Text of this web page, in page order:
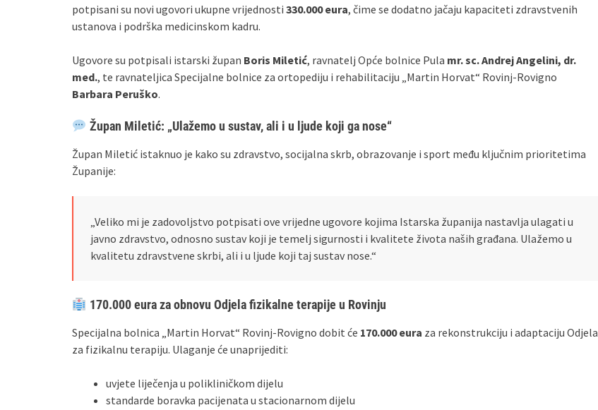
potpisani su novi ugovori ukupne vrijednosti 330.000 eura, čime se dodatno jačaju kapaciteti zdravstvenih
ustanova i podrška medicinskom kadru.
Ugovore su potpisali istarski župan Boris Miletić, ravnatelj Opće bolnice Pula mr. sc. Andrej Angelini, dr.
med., te ravnateljica Specijalne bolnice za ortopediju i rehabilitaciju „Martin Horvat“ Rovinj-Rovigno
Barbara Peruško.
Župan Miletić: „Ulažemo u sustav, ali i u ljude koji ga nose“
Župan Miletić istaknuo je kako su zdravstvo, socijalna skrb, obrazovanje i sport među ključnim prioritetima
Županije:
„Veliko mi je zadovoljstvo potpisati ove vrijedne ugovore kojima Istarska županija nastavlja ulagati u
javno zdravstvo, odnosno sustav koji je temelj sigurnosti i kvalitete života naših građana. Ulažemo u
kvalitetu zdravstvene skrbi, ali i u ljude koji taj sustav nose.“
170.000 eura za obnovu Odjela fizikalne terapije u Rovinju
Specijalna bolnica „Martin Horvat“ Rovinj-Rovigno dobit će 170.000 eura za rekonstrukciju i adaptaciju Odjela
za fizikalnu terapiju. Ulaganje će unaprijediti:
uvjete liječenja u polikliničkom dijelu
standarde boravka pacijenata u stacionarnom dijelu